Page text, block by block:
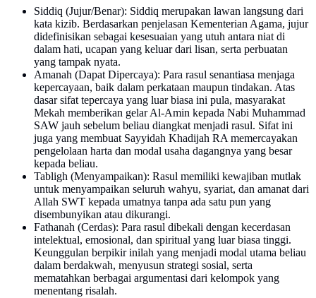
Siddiq (Jujur/Benar): Siddiq merupakan lawan langsung dari
kata kizib. Berdasarkan penjelasan Kementerian Agama, jujur
didefinisikan sebagai kesesuaian yang utuh antara niat di
dalam hati, ucapan yang keluar dari lisan, serta perbuatan
yang tampak nyata.
Amanah (Dapat Dipercaya): Para rasul senantiasa menjaga
kepercayaan, baik dalam perkataan maupun tindakan. Atas
dasar sifat tepercaya yang luar biasa ini pula, masyarakat
Mekah memberikan gelar Al-Amin kepada Nabi Muhammad
SAW jauh sebelum beliau diangkat menjadi rasul. Sifat ini
juga yang membuat Sayyidah Khadijah RA memercayakan
pengelolaan harta dan modal usaha dagangnya yang besar
kepada beliau.
Tabligh (Menyampaikan): Rasul memiliki kewajiban mutlak
untuk menyampaikan seluruh wahyu, syariat, dan amanat dari
Allah SWT kepada umatnya tanpa ada satu pun yang
disembunyikan atau dikurangi.
Fathanah (Cerdas): Para rasul dibekali dengan kecerdasan
intelektual, emosional, dan spiritual yang luar biasa tinggi.
Keunggulan berpikir inilah yang menjadi modal utama beliau
dalam berdakwah, menyusun strategi sosial, serta
mematahkan berbagai argumentasi dari kelompok yang
menentang risalah.